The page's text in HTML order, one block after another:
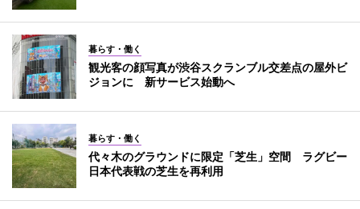
暮らす・働く
観光客の顔写真が渋谷スクランブル交差点の屋外ビ
ジョンに 新サービス始動へ
暮らす・働く
代々木のグラウンドに限定「芝生」空間 ラグビー
日本代表戦の芝生を再利用